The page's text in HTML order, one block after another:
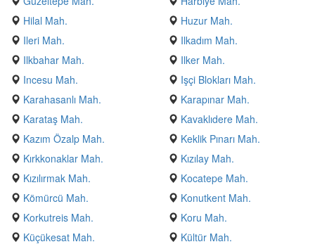
Hilal Mah.
Huzur Mah.
Ileri Mah.
Ilkadım Mah.
Ilkbahar Mah.
Ilker Mah.
Incesu Mah.
Işçi Blokları Mah.
Karahasanlı Mah.
Karapınar Mah.
Karataş Mah.
Kavaklıdere Mah.
Kazım Özalp Mah.
Keklik Pınarı Mah.
Kırkkonaklar Mah.
Kızılay Mah.
Kızılırmak Mah.
Kocatepe Mah.
Kömürcü Mah.
Konutkent Mah.
Korkutreis Mah.
Koru Mah.
Küçükesat Mah.
Kültür Mah.